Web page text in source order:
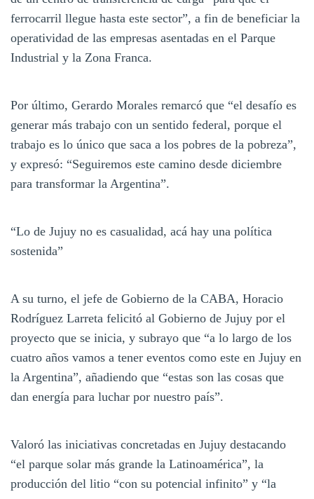
ferrocarril llegue hasta este sector”, a fin de beneficiar la
operatividad de las empresas asentadas en el Parque
Industrial y la Zona Franca.
Por último, Gerardo Morales remarcó que “el desafío es
generar más trabajo con un sentido federal, porque el
trabajo es lo único que saca a los pobres de la pobreza”,
y expresó: “Seguiremos este camino desde diciembre
para transformar la Argentina”.
“Lo de Jujuy no es casualidad, acá hay una política
sostenida”
A su turno, el jefe de Gobierno de la CABA, Horacio
Rodríguez Larreta felicitó al Gobierno de Jujuy por el
proyecto que se inicia, y subrayo que “a lo largo de los
cuatro años vamos a tener eventos como este en Jujuy en
la Argentina”, añadiendo que “estas son las cosas que
dan energía para luchar por nuestro país”.
Valoró las iniciativas concretadas en Jujuy destacando
“el parque solar más grande la Latinoamérica”, la
producción del litio “con su potencial infinito” y “la